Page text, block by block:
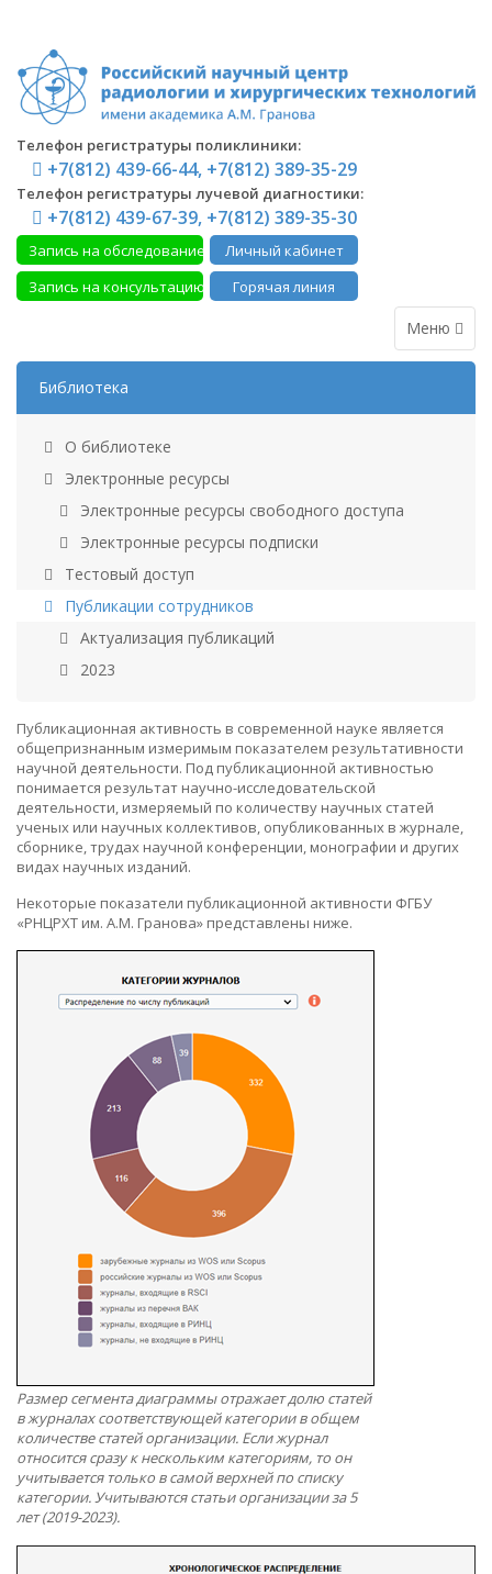
Телефон регистратуры поликлиники:
+7(812) 439-66-44, +7(812) 389-35-29
Телефон регистратуры лучевой диагностики:
+7(812) 439-67-39, +7(812) 389-35-30
Запись на обследование
Личный кабинет
Запись на консультацию
Горячая линия
Меню
Библиотека
О библиотеке
Электронные ресурсы
Электронные ресурсы свободного доступа
Электронные ресурсы подписки
Тестовый доступ
Публикации сотрудников
Актуализация публикаций
2023
Публикационная активность в современной науке является
общепризнанным измеримым показателем результативности
научной деятельности. Под публикационной активностью
понимается результат научно-исследовательской
деятельности, измеряемый по количеству научных статей
ученых или научных коллективов, опубликованных в журнале,
сборнике, трудах научной конференции, монографии и других
видах научных изданий.
Некоторые показатели публикационной активности ФГБУ
«РНЦРХТ им. А.М. Гранова» представлены ниже.
Размер сегмента диаграммы отражает долю статей
в журналах соответствующей категории в общем
количестве статей организации. Если журнал
относится сразу к нескольким категориям, то он
учитывается только в самой верхней по списку
категории. Учитываются статьи организации за 5
лет (2019-2023).